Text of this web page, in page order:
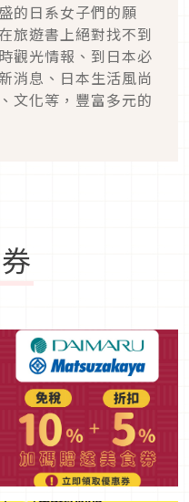
的日系女子們的願
旅遊書上絕對找不到
觀光情報、到日本必
消息、日本生活風尚
文化等，豐富多元的